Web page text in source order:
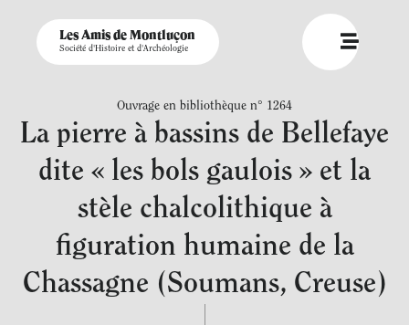
Les Amis de Montluçon
Société d'Histoire et d'Archéologie
Ouvrage en bibliothèque n° 1264
La pierre à bassins de Bellefaye
dite « les bols gaulois » et la
stèle chalcolithique à
figuration humaine de la
Chassagne (Soumans, Creuse)